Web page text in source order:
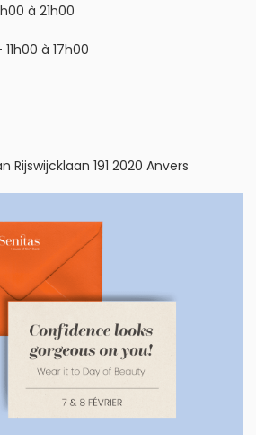
à 21h00
11h00 à 17h00
Rijswijcklaan 191 2020 Anvers